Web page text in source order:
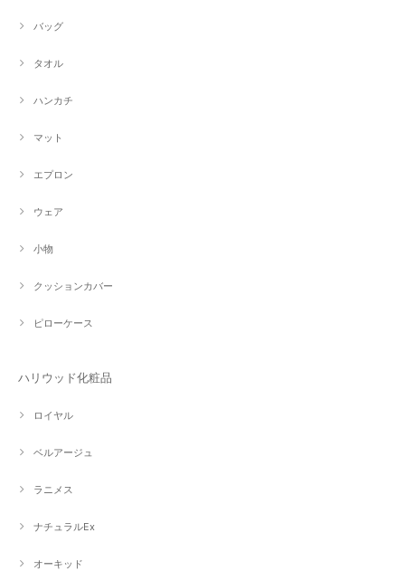
バッグ
タオル
ハンカチ
マット
エプロン
ウェア
小物
クッションカバー
ピローケース
ハリウッド化粧品
ロイヤル
ベルアージュ
ラニメス
ナチュラルEx
オーキッド